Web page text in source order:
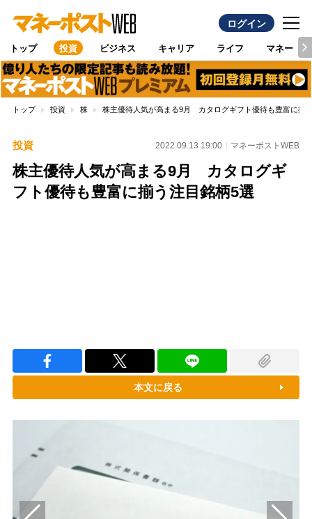
ログイン
トップ 投資 ビジネス キャリア ライフ マネー
トップ 投資 株 株主優待人気が高まる9月 カタログギフト優待も豊富に揃
投資 2022.09.13 19:00 マネーポストWEB
株主優待人気が高まる9月 カタログギ
フト優待も豊富に揃う注目銘柄5選
本文に戻る